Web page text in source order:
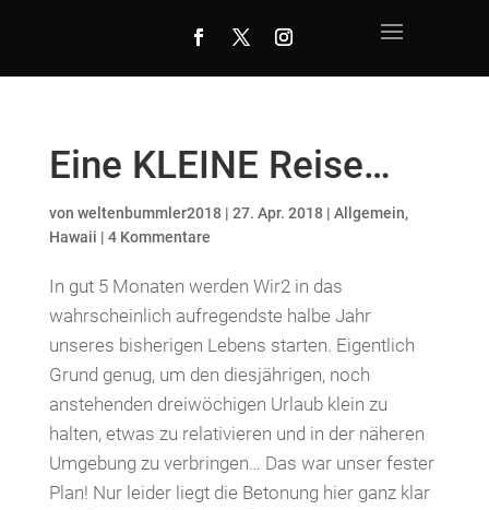
Eine KLEINE Reise…
von weltenbummler2018| 27. Apr. 2018| Allgemein,
Hawaii | 4 Kommentare
In gut 5 Monaten werden Wir2 in das
wahrscheinlich aufregendste halbe Jahr
unseres bisherigen Lebens starten. Eigentlich
Grund genug, um den diesjährigen, noch
anstehenden dreiwöchigen Urlaub klein zu
halten, etwas zu relativieren und in der näheren
Umgebung zu verbringen… Das war unser fester
Plan! Nur leider liegt die Betonung hier ganz klar